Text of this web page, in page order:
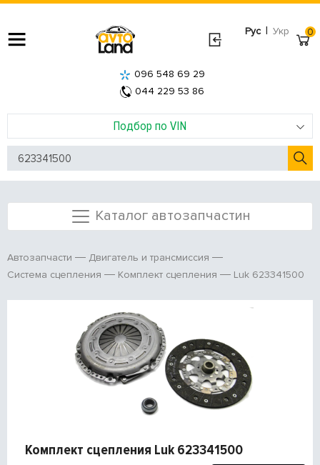
Рус | Укр
Подбор по VIN
096 548 69 29
044 229 53 86
0
Каталог автозапчастин
Автозапчасти
Двигатель и трансмиссия
Система сцепления
Комплект сцепления Luk 623341500
Комплект сцепления Luk 623341500